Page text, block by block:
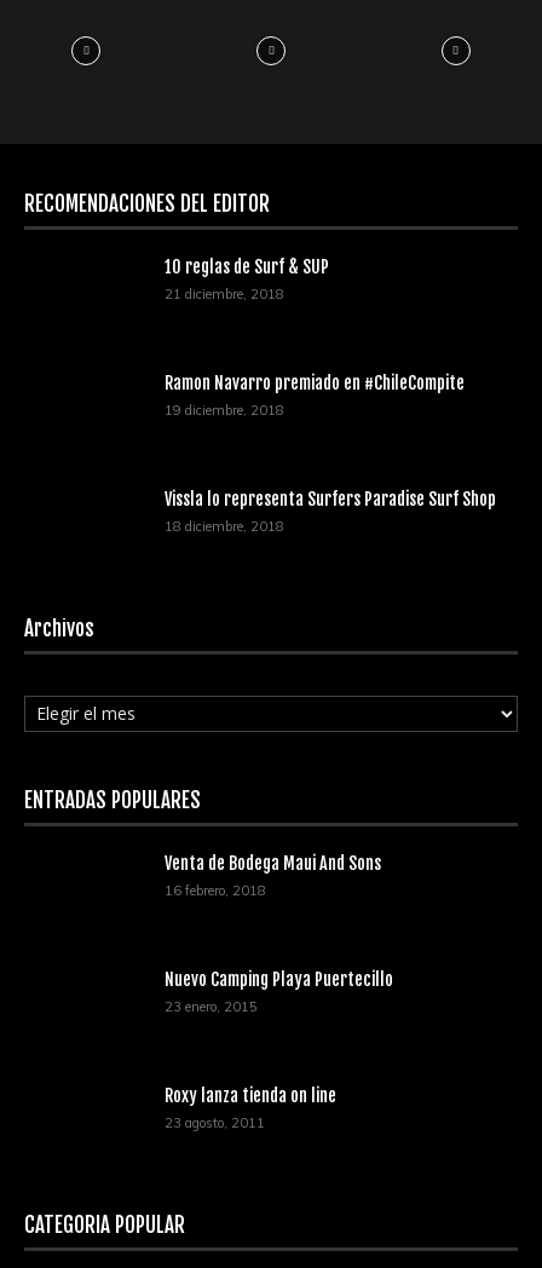
RECOMENDACIONES DEL EDITOR
10 reglas de Surf & SUP
21 diciembre, 2018
Ramon Navarro premiado en #ChileCompite
19 diciembre, 2018
Vissla lo representa Surfers Paradise Surf Shop
18 diciembre, 2018
Archivos
Archivos
ENTRADAS POPULARES
Venta de Bodega Maui And Sons
16 febrero, 2018
Nuevo Camping Playa Puertecillo
23 enero, 2015
Roxy lanza tienda on line
23 agosto, 2011
CATEGORÍA POPULAR